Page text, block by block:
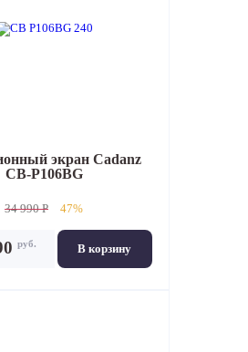
экран Cadanz
CB-P106BG
34 990 P 47%
В корзину
руб.